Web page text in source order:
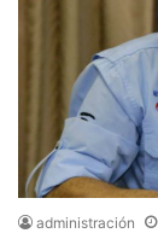
administración